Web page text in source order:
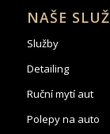
NAŠE
Služby
Detailing
Ruční mytí aut
Polepy na auto